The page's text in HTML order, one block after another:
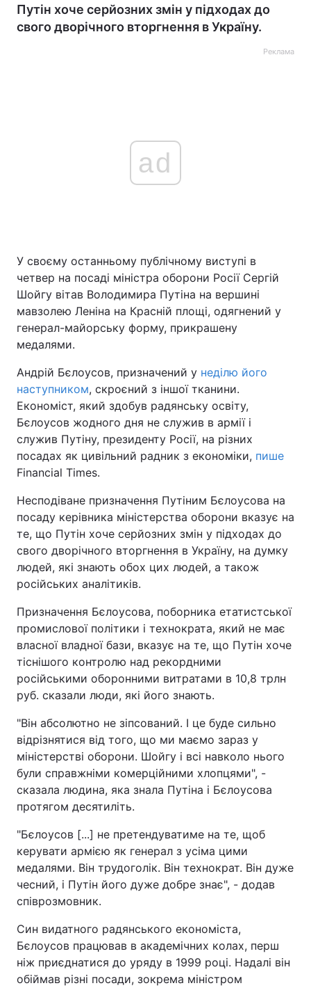
Путін хоче серйозних змін у підходах до
свого дворічного вторгнення в Україну.
Реклама
ad
У своєму останньому публічному виступі в
четвер на посаді міністра оборони Росії Сергій
Шойгу вітав Володимира Путіна на вершині
мавзолею Леніна на Красній площі, одягнений у
генерал-майорську форму, прикрашену
медалями.
Андрій Бєлоусов, призначений у неділю його
наступником, скроєний з іншої тканини.
Економіст, який здобув радянську освіту,
Бєлоусов жодного дня не служив в армії і
служив Путіну, президенту Росії, на різних
посадах як цивільний радник з економіки, пише
Financial Times.
Несподіване призначення Путіним Бєлоусова на
посаду керівника міністерства оборони вказує на
те, що Путін хоче серйозних змін у підходах до
свого дворічного вторгнення в Україну, на думку
людей, які знають обох цих людей, а також
російських аналітиків.
Призначення Бєлоусова, поборника етатистської
промислової політики і технократа, який не має
власної владної бази, вказує на те, що Путін хоче
тіснішого контролю над рекордними
російськими оборонними витратами в 10,8 трлн
руб. сказали люди, які його знають.
"Він абсолютно не зіпсований. І це буде сильно
відрізнятися від того, що ми маємо зараз у
міністерстві оборони. Шойгу і всі навколо нього
були справжніми комерційними хлопцями", -
сказала людина, яка знала Путіна і Бєлоусова
протягом десятиліть.
"Бєлоусов [...] не претендуватиме на те, щоб
керувати армією як генерал з усіма цими
медалями. Він трудоголік. Він технократ. Він дуже
чесний, і Путін його дуже добре знає", - додав
співрозмовник.
Син видатного радянського економіста,
Бєлоусов працював в академічних колах, перш
ніж приєднатися до уряду в 1999 році. Надалі він
обіймав різні посади, зокрема міністром